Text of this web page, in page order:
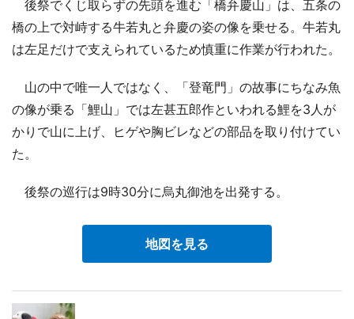
後祭でくじ取らずの先頭を進む「橋弁慶山」は、五条の
橋の上で対峙する牛若丸と弁慶の姿の像を乗せる。牛若丸
は左足だけで支えられているため慎重に作業が行われた。
山の中で唯一人ではなく、「登竜門」の故事にちなみ魚
の像が乗る「鯉山」では左甚五郎作といわれる鯉を3人が
かりで山に上げ、ヒゲや胸ビレなどの部品を取り付けてい
た。
後祭の巡行は9時30分に烏丸御池を出発する。
地図を見る